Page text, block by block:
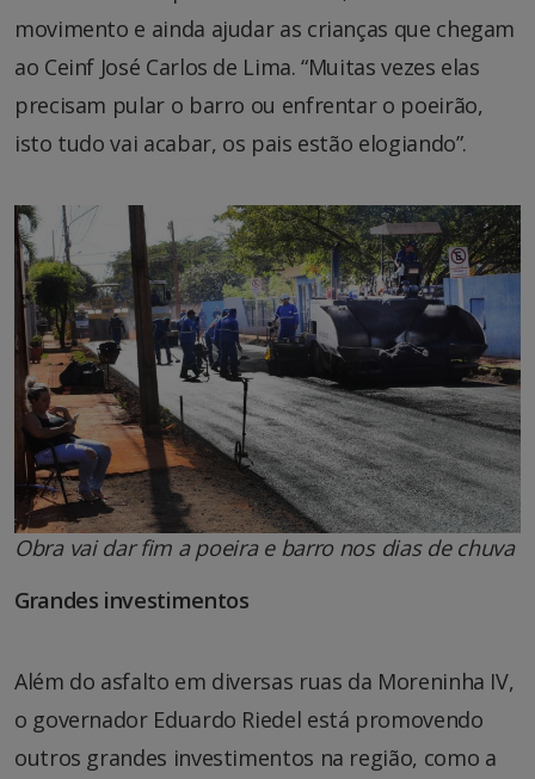
movimento e ainda ajudar as crianças que chegam
ao Ceinf José Carlos de Lima. “Muitas vezes elas
precisam pular o barro ou enfrentar o poeirão,
isto tudo vai acabar, os pais estão elogiando”.
Obra vai dar fim a poeira e barro nos dias de chuva
Grandes investimentos
Além do asfalto em diversas ruas da Moreninha IV,
o governador Eduardo Riedel está promovendo
outros grandes investimentos na região, como a